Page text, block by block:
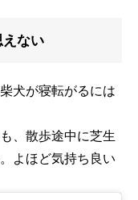
ない
犬が寝転がるには
、散歩途中に芝生
よほど気持ち良い